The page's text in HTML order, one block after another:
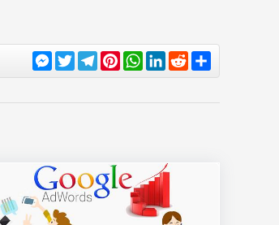
Messenger
TwitterTelegram
Pinterest
WhatsApp
LinkedIn
Reddit